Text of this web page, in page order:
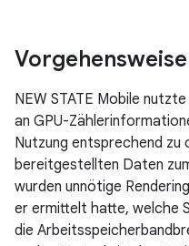
Vorgehensweise
NEW STATE Mobile
an GPU-
Nutzung entsprechend zu
bereitgestellten Daten
wurden unnötige
er ermittelt hatte, welche
die